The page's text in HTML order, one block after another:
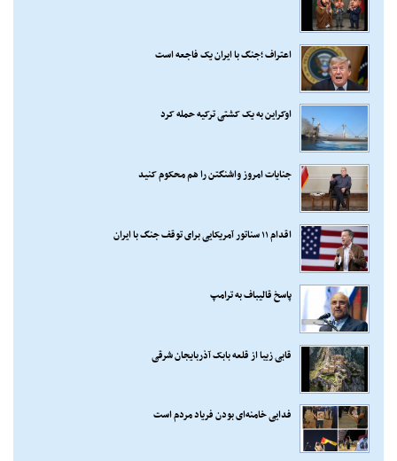
اعتراف ؛جنگ با ایران یک فاجعه است
اوکراین به یک کشتی ترکیه حمله کرد
جنایات امروز واشنگتن را هم محکوم کنید
اقدام ۱۱ سناتور آمریکایی برای توقف جنگ با ایران
پاسخ قالیباف به ترامپ
قابی زیبا از قلعه بابک آذربایجان شرقی
فدایی خامنه‌ای بودن فریاد مردم است